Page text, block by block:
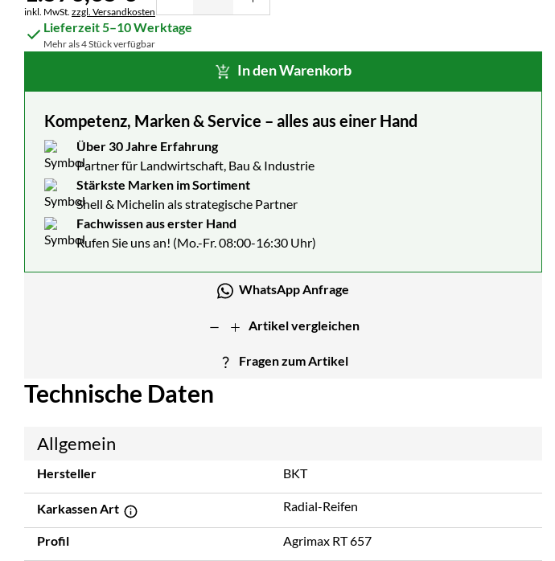
Steuerhinweis:
inkl. MwSt. zzgl. Versandkosten
Lieferzeit 5–10 Werktage
Mehr als 4 Stück verfügbar
In den Warenkorb
Kompetenz, Marken & Service – alles aus einer Hand
Über 30 Jahre Erfahrung
Partner für Landwirtschaft, Bau & Industrie
Stärkste Marken im Sortiment
Shell & Michelin als strategische Partner
Fachwissen aus erster Hand
Rufen Sie uns an! (Mo.-Fr. 08:00-16:30 Uhr)
WhatsApp Anfrage
Artikel vergleichen
Fragen zum Artikel
Technische Daten
Allgemein
Hersteller BKT
Karkassen Art Radial-Reifen
Profil Agrimax RT 657